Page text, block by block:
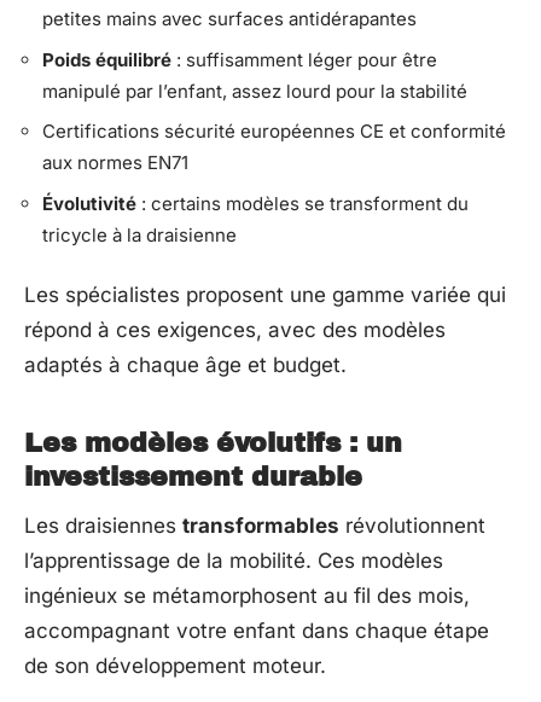
petites mains avec surfaces antidérapantes
Poids équilibré : suffisamment léger pour être
manipulé par l’enfant, assez lourd pour la stabilité
Certifications sécurité européennes CE et conformité
aux normes EN71
Évolutivité : certains modèles se transforment du
tricycle à la draisienne
Les spécialistes proposent une gamme variée qui
répond à ces exigences, avec des modèles
adaptés à chaque âge et budget.
Les modèles évolutifs : un
investissement durable
Les draisiennes transformables révolutionnent
l’apprentissage de la mobilité. Ces modèles
ingénieux se métamorphosent au fil des mois,
accompagnant votre enfant dans chaque étape
de son développement moteur.